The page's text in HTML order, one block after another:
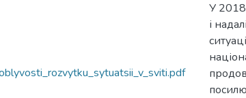
У 2018
і